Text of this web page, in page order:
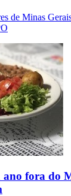
de Minas
fora do